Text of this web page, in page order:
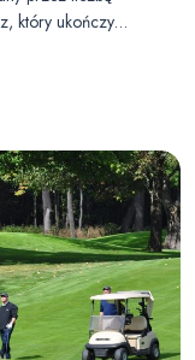
który ukończy…